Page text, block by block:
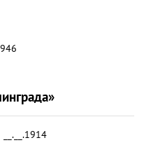
__.__.1914